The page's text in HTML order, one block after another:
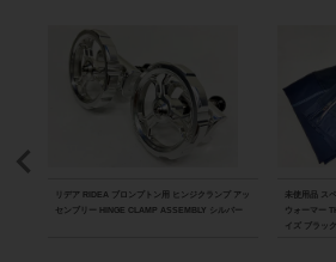
リデア RIDEA ブロンプトン用 ヒンジクランプ アッ
センブリー HINGE CLAMP ASSEMBLY シルバー
未使用品 ス
ウォーマー
イズ ブラック